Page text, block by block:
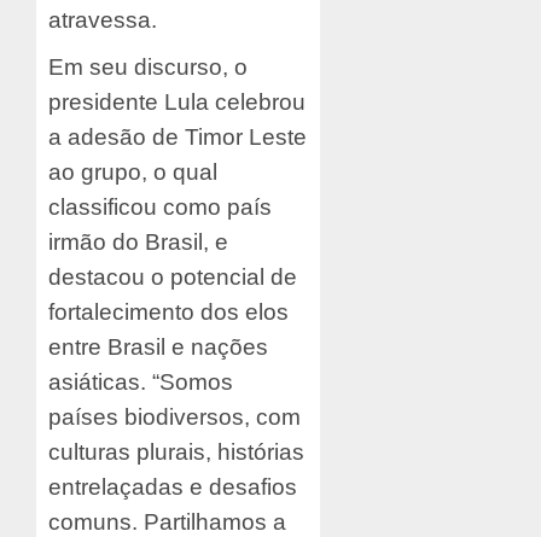
atravessa.
Em seu discurso, o
presidente Lula celebrou
a adesão de Timor Leste
ao grupo, o qual
classificou como país
irmão do Brasil, e
destacou o potencial de
fortalecimento dos elos
entre Brasil e nações
asiáticas. “Somos
países biodiversos, com
culturas plurais, histórias
entrelaçadas e desafios
comuns. Partilhamos a